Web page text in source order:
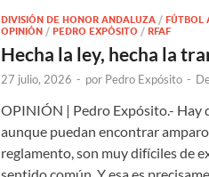
DIVISIÓN DE HONOR ANDALUZA /FÚTBOL
OPINIÓN /PEDRO EXPÓSITO /RFAF
Hecha la ley, hecha la
27 julio, 2026 - por Pedro Expósito -
OPINIÓN | Pedro Expósito.- Hay
aunque puedan encontrar
reglamento, son muy difíciles de
sentido común. Y esa es